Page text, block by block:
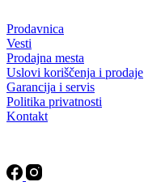
Prodavnica
Vesti
Prodajna mesta
Uslovi koriščenja i prodaje
Garancija i servis
Politika privatnosti
Kontakt